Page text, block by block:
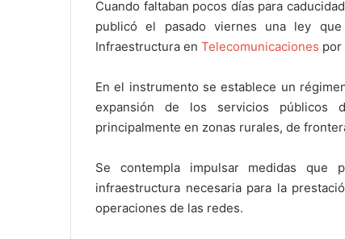
Cuando faltaban pocos días para
publicó el pasado viernes una ley
Infraestructura en Telecomunicaciones por
En el instrumento se establece un
expansión de los servicios públicos
principalmente en zonas rurales, de
Se contempla impulsar medidas que
infraestructura necesaria para la
operaciones de las redes.